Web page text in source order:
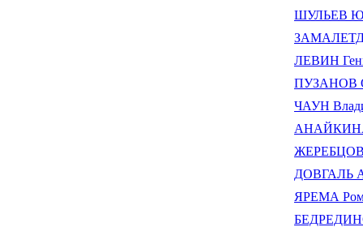
ШУЛЬЕВ
ЛЕВИН
ПУЗАНОВ
ЧАУН
АНАЙКИНА
ЖЕРЕБЦОВ
ДОВГАЛЬ
ЯРЕМА